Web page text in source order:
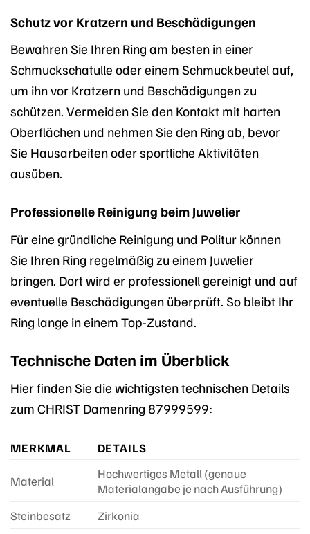
Schutz vor Kratzern und Beschädigungen
Bewahren Sie Ihren Ring am besten in einer
Schmuckschatulle oder einem Schmuckbeutel auf,
um ihn vor Kratzern und Beschädigungen zu
schützen. Vermeiden Sie den Kontakt mit harten
Oberflächen und nehmen Sie den Ring ab, bevor
Sie Hausarbeiten oder sportliche Aktivitäten
ausüben.
Professionelle Reinigung beim Juwelier
Für eine gründliche Reinigung und Politur können
Sie Ihren Ring regelmäßig zu einem Juwelier
bringen. Dort wird er professionell gereinigt und auf
eventuelle Beschädigungen überprüft. So bleibt Ihr
Ring lange in einem Top-Zustand.
Technische Daten im Überblick
Hier finden Sie die wichtigsten technischen Details
zum CHRIST Damenring 87999599:
MERKMAL DETAILS
Material
Hochwertiges Metall (genaue
Materialangabe je nach Ausführung)
Steinbesatz
Zirkonia